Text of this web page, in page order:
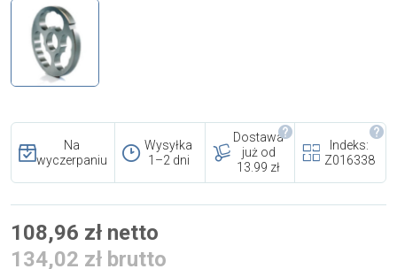
Skontaktuj się z nami
EFA: Historia i oferta
Na
wyczerpaniu
Wysyłka
1–2 dni
Dostawa
już od
13.99 zł
Indeks:
Z016338
108,96 zł netto
134,02 zł brutto